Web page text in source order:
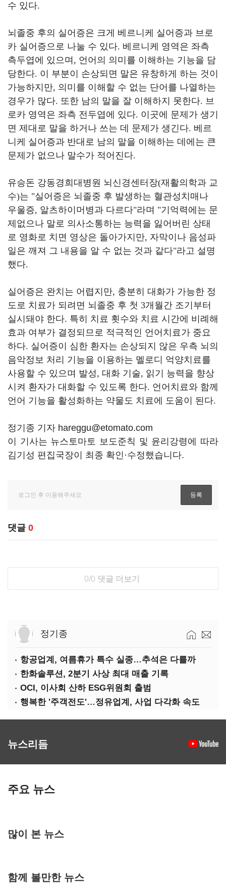
수 있다.
뇌졸중 후의 실어증은 크게 베르니케 실어증과 브로
카 실어증으로 나눌 수 있다. 베르니케 영역은 좌측
측두엽에 있으며 , 언어의 의미를 이해하는 기능을 담
당한다. 이 부분이 손상되면 말은 유창하게 하는 것이
가능하지만, 의미를 이해할 수 없는 단어를 나열하는
경우가 많다. 또한 남의 말을 잘 이해하지 못한다. 브
로카 영역은 좌측 전두엽에 있다. 이곳에 문제가 생기
면 제대로 말을 하거나 쓰는 데 문제가 생긴다. 베르
니케 실어증과 반대로 남의 말을 이해하는 데에는 큰
문제가 없으나 말수가 적어진다.
유승돈 강동경희대병원 뇌신경센터장(재활의학과 교
수)는 "실어증은 뇌졸중 후 발생하는 혈관성치매나
우울증, 알츠하이머병과 다르다"라며 "기억력에는 문
제없으나 말로 의사소통하는 능력을 잃어버린 상태
로 영화로 치면 영상은 돌아가지만, 자막이나 음성파
일은 깨져 그 내용을 알 수 없는 것과 같다"라고 설명
했다.
실어증은 완치는 어렵지만, 충분히 대화가 가능한 정
도로 치료가 되려면 뇌졸중 후 첫 3개월간 조기부터
실시돼야 한다. 특히 치료 횟수와 치료 시간에 비례해
효과 여부가 결정되므로 적극적인 언어치료가 중요
하다. 실어증이 심한 환자는 손상되지 않은 우측 뇌의
음악정보 처리 기능을 이용하는 멜로디 억양치료를
사용할 수 있으며 발성, 대화 기술, 읽기 능력을 향상
시켜 환자가 대화할 수 있도록 한다. 언어치료와 함께
언어 기능을 활성화하는 약물도 치료에 도움이 된다.
정기종 기자 hareggu@etomato.com
이 기사는 뉴스토마토 보도준칙 및 윤리강령에 따라
김기성 편집국장이 최종 확인·수정했습니다.
댓글 0
0/0 댓글 더보기
정기종
항공업계, 여름휴가 특수 실종…추석은 다를까
한화솔루션, 2분기 사상 최대 매출 기록
OCI, 이사회 산하 ESG위원회 출범
행복한 '주객전도'…정유업계, 사업 다각화 속도
뉴스리듬
주요 뉴스
많이 본 뉴스
함께 볼만한 뉴스